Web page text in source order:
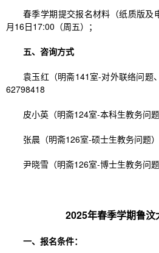
春季学期提交报名材料（纸质版及
月16日17:00（周五）；
五、咨询方式
袁玉红（明斋141室-对外联络问题
62798418
皮小英（明斋124室-本科生教务问
张晨（明斋126室-硕士生教务问题
尹晓雪（明斋126室-博士生教务问
2025年春季学期鲁汶
一、报名条件：